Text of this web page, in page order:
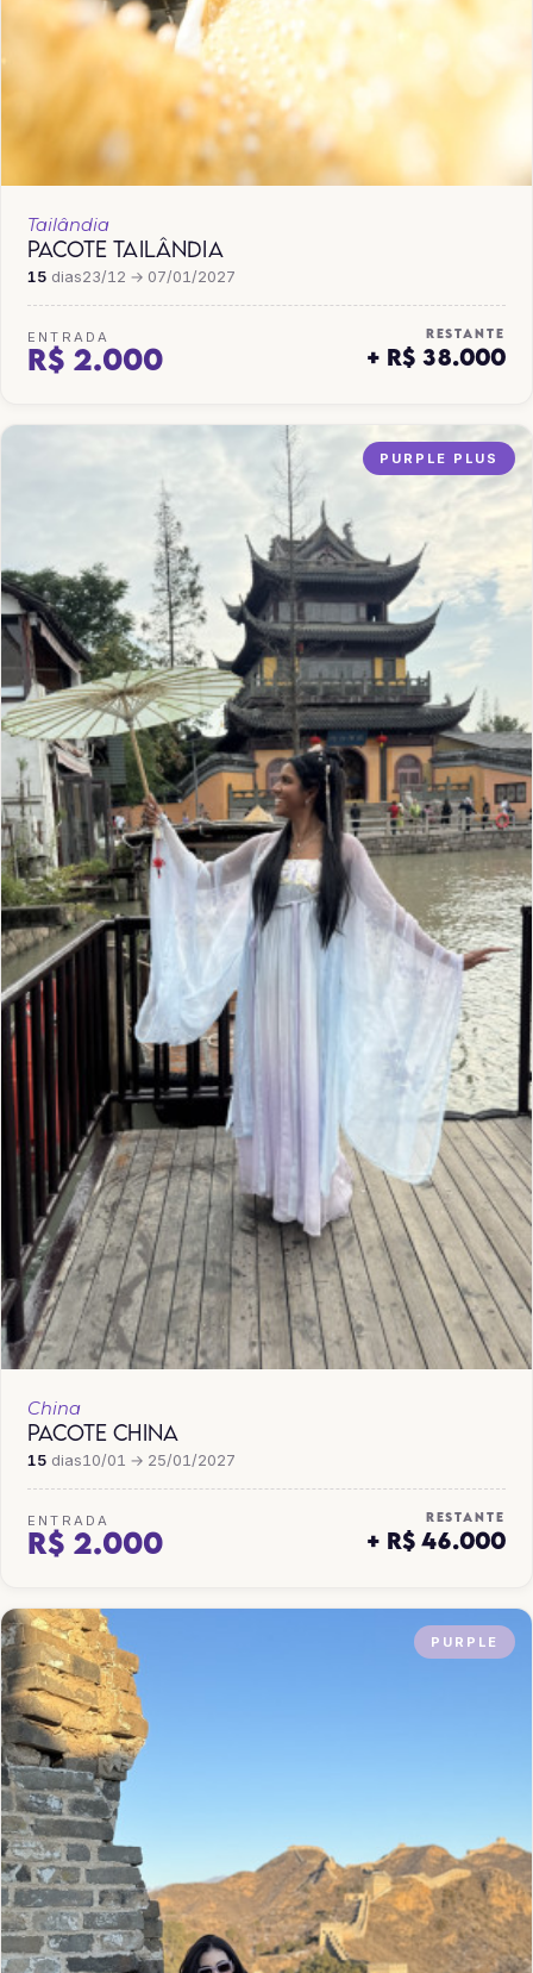
Tailândia
PACOTE TAILÂNDIA
15 dias23/12 → 07/01/2027
ENTRADA
R$ 2.000
RESTANTE
+ R$ 38.000
PURPLE PLUS
China
PACOTE CHINA
15 dias10/01 → 25/01/2027
ENTRADA
R$ 2.000
RESTANTE
+ R$ 46.000
PURPLE